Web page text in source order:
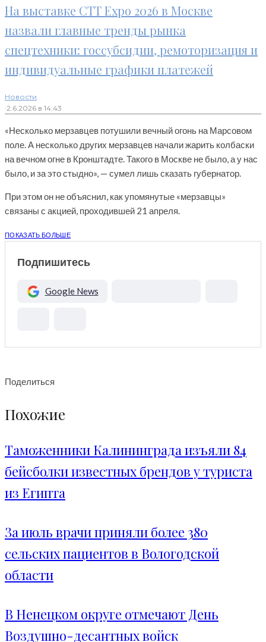
На выставке CTT Expo 2026 в Москве
назвали главные тренды рынка
спецтехники: госсубсидии, ремоторизация и
индивидуальные графики платежей
Новости
·2.6.2026 в 14:43
«Несколько мерзавцев потушили вечный огонь на Марсовом
поле. А несколько других мерзавцев начали жарить колбаски
на вечном огне в Кронштадте. Такого в Москве не было, а у нас
было, и за это стыдно», — сумел лишь сказать губернатор.
При этом он не объяснил, как упомянутые «мерзавцы»
связаны с акцией, проходившей 21 апреля.
ПОКАЗАТЬ БОЛЬШЕ
Подпишитесь
Google News
Поделиться
Похожие
Таможенники Калининграда изъяли 84
бейсболки известных брендов у туриста
из Египта
За июль врачи приняли более 380
сельских пациентов в Вологодской
области
В Ненецком округе отмечают День
Воздушно-десантных войск